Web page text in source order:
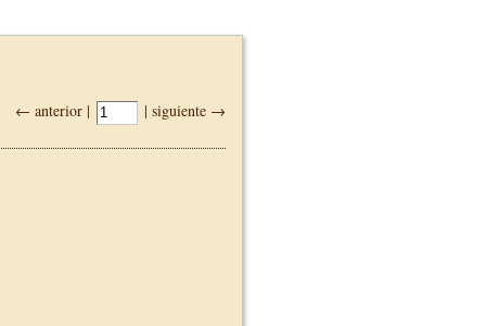
← anterior | | siguiente →